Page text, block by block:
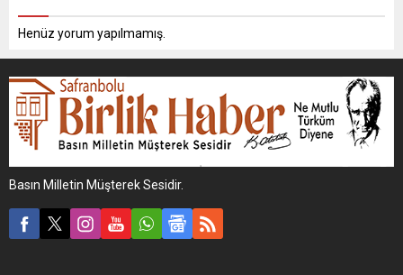
Henüz yorum yapılmamış.
Basın Milletin Müşterek Sesidir.